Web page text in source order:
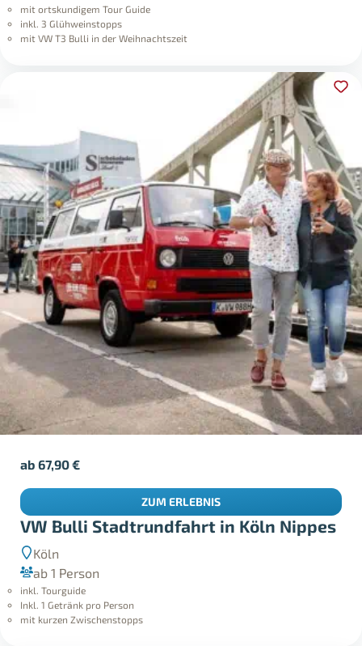
mit ortskundigem Tour Guide
inkl. 3 Glühweinstopps
mit VW T3 Bulli in der Weihnachtszeit
VW Bulli Stadtrundfahrt in Köln Nippes
Köln
ab 1 Person
inkl. Tourguide
Inkl. 1 Getränk pro Person
mit kurzen Zwischenstopps
ab67,90€
ZUM ERLEBNIS